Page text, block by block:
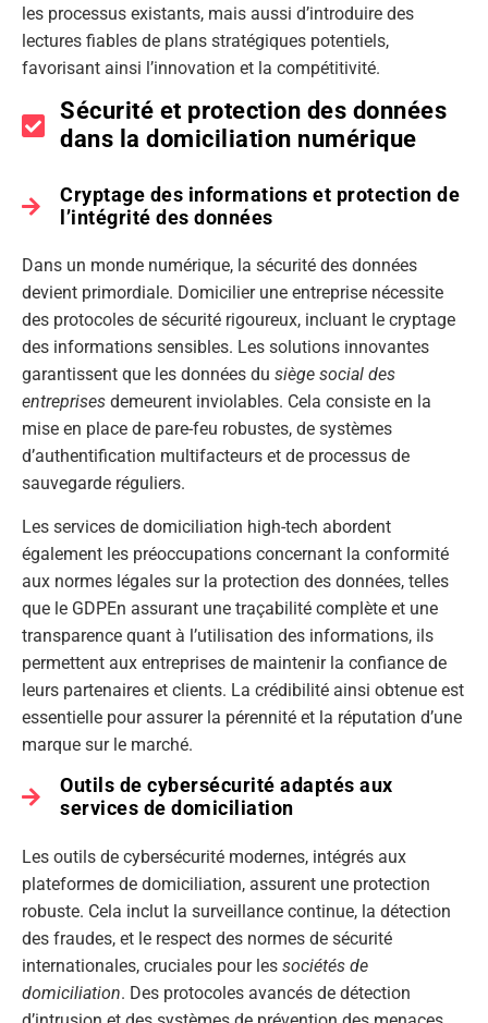
les processus existants, mais aussi d’introduire des
lectures fiables de plans stratégiques potentiels,
favorisant ainsi l’innovation et la compétitivité.
Sécurité et protection des données
dans la domiciliation numérique
Cryptage des informations et protection de
l’intégrité des données
Dans un monde numérique, la sécurité des données
devient primordiale. Domicilier une entreprise nécessite
des protocoles de sécurité rigoureux, incluant le cryptage
des informations sensibles. Les solutions innovantes
garantissent que les données du siège social des
entreprises demeurent inviolables. Cela consiste en la
mise en place de pare-feu robustes, de systèmes
d’authentification multifacteurs et de processus de
sauvegarde réguliers.
Les services de domiciliation high-tech abordent
également les préoccupations concernant la conformité
aux normes légales sur la protection des données, telles
que le GDPEn assurant une traçabilité complète et une
transparence quant à l’utilisation des informations, ils
permettent aux entreprises de maintenir la confiance de
leurs partenaires et clients. La crédibilité ainsi obtenue est
essentielle pour assurer la pérennité et la réputation d’une
marque sur le marché.
Outils de cybersécurité adaptés aux
services de domiciliation
Les outils de cybersécurité modernes, intégrés aux
plateformes de domiciliation, assurent une protection
robuste. Cela inclut la surveillance continue, la détection
des fraudes, et le respect des normes de sécurité
internationales, cruciales pour les sociétés de
domiciliation. Des protocoles avancés de détection